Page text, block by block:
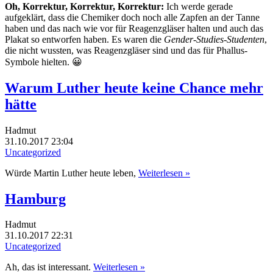
Oh, Korrektur, Korrektur, Korrektur: Ich werde gerade
aufgeklärt, dass die Chemiker doch noch alle Zapfen an der Tanne
haben und das nach wie vor für Reagenzgläser halten und auch das
Plakat so entworfen haben. Es waren die Gender-Studies-Studenten,
die nicht wussten, was Reagenzgläser sind und das für Phallus-
Symbole hielten. 😀
Warum Luther heute keine Chance mehr
hätte
Hadmut
31.10.2017 23:04
Uncategorized
Würde Martin Luther heute leben, Weiterlesen »
Hamburg
Hadmut
31.10.2017 22:31
Uncategorized
Ah, das ist interessant. Weiterlesen »